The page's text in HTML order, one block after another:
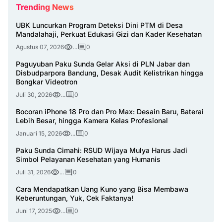
Trending News
UBK Luncurkan Program Deteksi Dini PTM di Desa
Mandalahaji, Perkuat Edukasi Gizi dan Kader Kesehatan
Agustus 07, 2026 ... 0
Paguyuban Paku Sunda Gelar Aksi di PLN Jabar dan
Disbudparpora Bandung, Desak Audit Kelistrikan hingga
Bongkar Videotron
Juli 30, 2026 ... 0
Bocoran iPhone 18 Pro dan Pro Max: Desain Baru, Baterai
Lebih Besar, hingga Kamera Kelas Profesional
Januari 15, 2026 ... 0
Paku Sunda Cimahi: RSUD Wijaya Mulya Harus Jadi
Simbol Pelayanan Kesehatan yang Humanis
Juli 31, 2026 ... 0
Cara Mendapatkan Uang Kuno yang Bisa Membawa
Keberuntungan, Yuk, Cek Faktanya!
Juni 17, 2025 ... 0